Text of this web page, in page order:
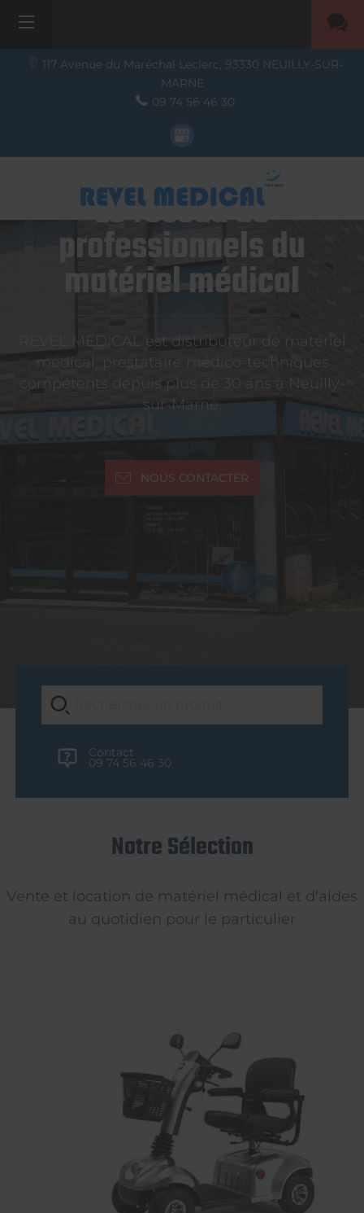
117 Avenue du Maréchal Leclerc, 93330 NEUILLY-SUR-
MARNE
09 74 56 46 30
Le réseau de
professionnels du
matériel médical
REVEL MEDICAL est distributeur de matériel
médical, prestataire médico-techniques
compétents depuis plus de 30 ans à Neuilly-
sur-Marne.
NOUS CONTACTER
Contact
09 74 56 46 30
Notre Sélection
Vente et location de matériel médical et d'aides
au quotidien pour le particulier